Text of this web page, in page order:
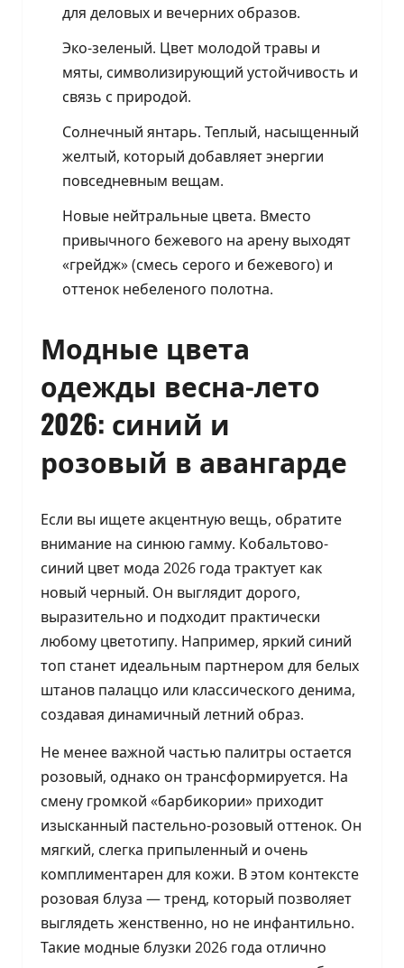
для деловых и вечерних образов.
Эко-зеленый. Цвет молодой травы и
мяты, символизирующий устойчивость и
связь с природой.
Солнечный янтарь. Теплый, насыщенный
желтый, который добавляет энергии
повседневным вещам.
Новые нейтральные цвета. Вместо
привычного бежевого на арену выходят
«грейдж» (смесь серого и бежевого) и
оттенок небеленого полотна.
Модные цвета
одежды весна-лето
2026: синий и
розовый в авангарде
Если вы ищете акцентную вещь, обратите
внимание на синюю гамму. Кобальтово-
синий цвет мода 2026 года трактует как
новый черный. Он выглядит дорого,
выразительно и подходит практически
любому цветотипу. Например, яркий синий
топ станет идеальным партнером для белых
штанов палаццо или классического денима,
создавая динамичный летний образ.
Не менее важной частью палитры остается
розовый, однако он трансформируется. На
смену громкой «барбикории» приходит
изысканный пастельно-розовый оттенок. Он
мягкий, слегка припыленный и очень
комплиментарен для кожи. В этом контексте
розовая блуза — тренд, который позволяет
выглядеть женственно, но не инфантильно.
Такие модные блузки 2026 года отлично